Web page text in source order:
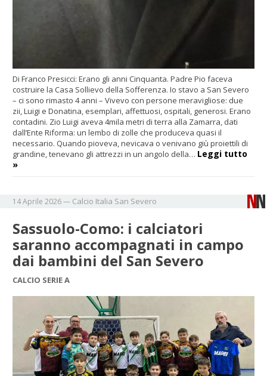
Di Franco Presicci: Erano gli anni Cinquanta. Padre Pio faceva
costruire la Casa Sollievo della Sofferenza. Io stavo a San Severo
– ci sono rimasto 4 anni – Vivevo con persone meravigliose: due
zii, Luigi e Donatina, esemplari, affettuosi, ospitali, generosi. Erano
contadini. Zio Luigi aveva 4mila metri di terra alla Zamarra, dati
dall’Ente Riforma: un lembo di zolle che produceva quasi il
necessario. Quando pioveva, nevicava o venivano giù proiettili di
grandine, tenevano gli attrezzi in un angolo della… Leggi tutto
»
14 Aprile 2026— Calcio Italia San Severo
Sassuolo-Como: i calciatori
saranno accompagnati in campo
dai bambini del San Severo
CALCIO SERIE A